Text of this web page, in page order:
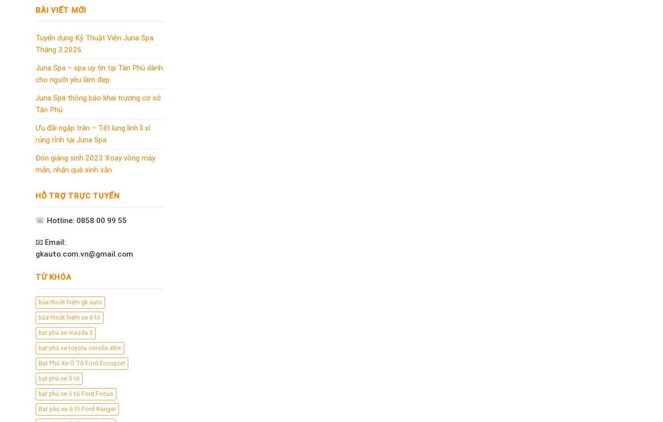
BÀI VIẾT MỚI
Tuyển dụng Kỹ Thuật Viên Juna Spa
Tháng 3.2026
Juna Spa – spa uy tín tại Tân Phú dành
cho người yêu làm đẹp
Juna Spa thông báo khai trương cơ sở
Tân Phú
Ưu đãi ngập tràn – Tết lung linh lì xì
rủng rỉnh tại Juna Spa
Đón giáng sinh 2023 Xoay vòng may
mắn, nhận quà xinh xắn
HỖ TRỢ TRỰC TUYẾN
☏ Hotline: 0858 00 99 55
📧 Email:
gkauto.com.vn@gmail.com
TỪ KHÓA
búa thoát hiểm gk auto
búa thoát hiểm xe ô tô
bạt phủ xe mazda 3
bạt phủ xe toyota corolla altis
Bạt Phủ Xe Ô Tô Ford Ecosport
bạt phủ xe ô tô
bạt phủ xe ô tô Ford Focus
Bạt phủ xe ô tô Ford Ranger